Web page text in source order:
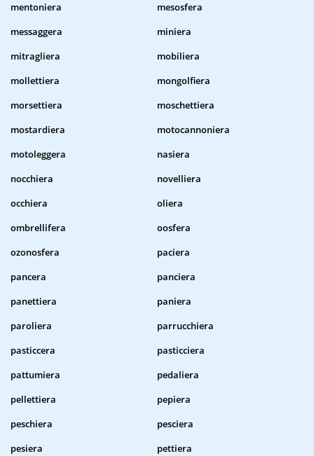
mentoniera
mesosfera
messaggera
miniera
mitragliera
mobiliera
mollettiera
mongolfiera
morsettiera
moschettiera
mostardiera
motocannoniera
motoleggera
nasiera
nocchiera
novelliera
occhiera
oliera
ombrellifera
oosfera
ozonosfera
paciera
pancera
panciera
panettiera
paniera
paroliera
parrucchiera
pasticcera
pasticciera
pattumiera
pedaliera
pellettiera
pepiera
peschiera
pesciera
pesiera
pettiera